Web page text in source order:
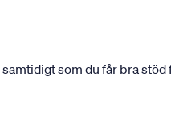
som du får bra